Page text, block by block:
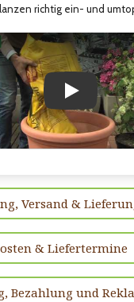
richtig ein- und
Play
Versand &
& Liefertermine
Bezahlung und